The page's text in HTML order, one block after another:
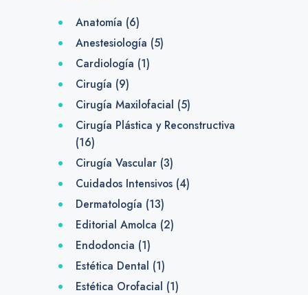
Anatomía (6)
Anestesiología (5)
Cardiología (1)
Cirugía (9)
Cirugía Maxilofacial (5)
Cirugía Plástica y Reconstructiva
(16)
Cirugía Vascular(3)
Cuidados Intensivos(4)
Dermatología (13)
Editorial Amolca (2)
Endodoncia (1)
Estética Dental (1)
Estética Orofacial (1)